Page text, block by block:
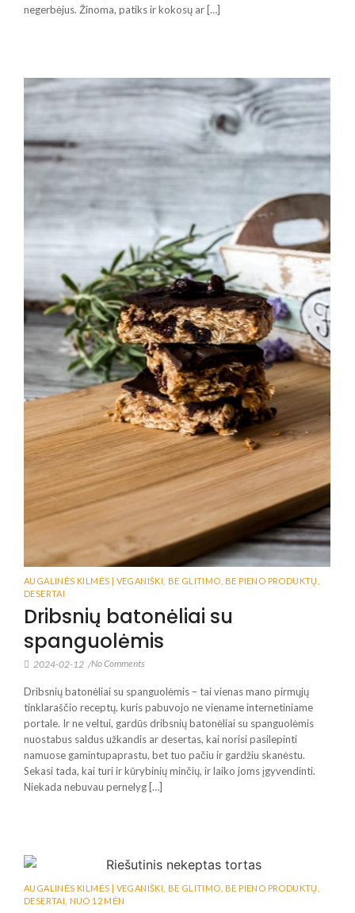
negerbėjus. Žinoma, patiks ir kokosų ar […]
AUGALINĖS KILMĖS | VEGANIŠKI BE GLITIMO BE PIENO PRODUKTŲ
DESERTAI
Dribsnių batonėliai su
spanguolėmis
2024-02-12 /No Comments
Dribsnių batonėliai su spanguolėmis – tai vienas mano pirmųjų
tinklaraščio receptų, kuris pabuvojo ne viename internetiniame
portale. Ir ne veltui, gardūs dribsnių batonėliai su spanguolėmis
nuostabus saldus užkandis ar desertas, kai norisi pasilepinti
namuose gamintupaprastu, bet tuo pačiu ir gardžiu skanėstu.
Sekasi tada, kai turi ir kūrybinių minčių, ir laiko joms įgyvendinti.
Niekada nebuvau pernelyg […]
AUGALINĖS KILMĖS | VEGANIŠKI BE GLITIMO BE PIENO PRODUKTŲ
DESERTAI
NUO 12 MĖN